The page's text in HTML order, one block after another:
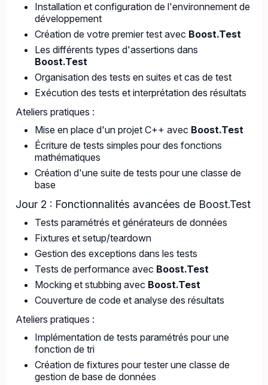
Installation et configuration de l'environnement de
développement
Création de votre premier test avec Boost.Test
Les différents types d'assertions dans
Boost.Test
Organisation des tests en suites et cas de test
Exécution des tests et interprétation des résultats
Ateliers pratiques :
Mise en place d'un projet C++ avec Boost.Test
Écriture de tests simples pour des fonctions
mathématiques
Création d'une suite de tests pour une classe de
base
Jour 2 : Fonctionnalités avancées de Boost.Test
Tests paramétrés et générateurs de données
Fixtures et setup/teardown
Gestion des exceptions dans les tests
Tests de performance avec Boost.Test
Mocking et stubbing avec Boost.Test
Couverture de code et analyse des résultats
Ateliers pratiques :
Implémentation de tests paramétrés pour une
fonction de tri
Création de fixtures pour tester une classe de
gestion de base de données